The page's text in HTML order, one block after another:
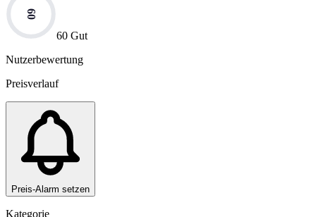
60
60 Gut
Nutzerbewertung
Preisverlauf
Preis-Alarm setzen
Kategorie